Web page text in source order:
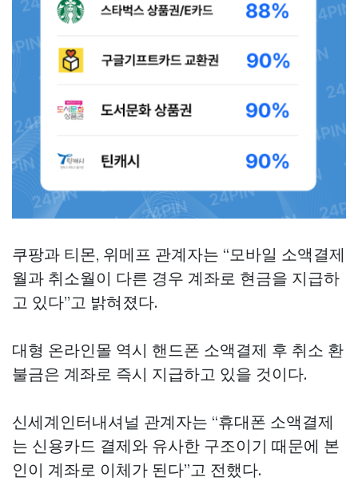
쿠팡과 티몬, 위메프 관계자는 “모바일 소액결제
월과 취소월이 다른 경우 계좌로 현금을 지급하
고 있다”고 밝혀졌다.
대형 온라인몰 역시 핸드폰 소액결제 후 취소 환
불금은 계좌로 즉시 지급하고 있을 것이다.
신세계인터내셔널 관계자는 “휴대폰 소액결제
는 신용카드 결제와 유사한 구조이기 때문에 본
인이 계좌로 이체가 된다”고 전했다.